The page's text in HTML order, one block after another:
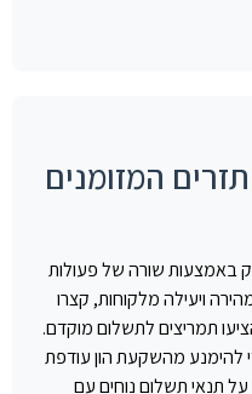
המזומנים
באמצעות שורה של פעולות
ויעילה מלקוחות, קצרו
תמריצים לתשלום מוקדם.
להימנע מהשקעת הון עודפת
תנאי תשלום נוחים עם